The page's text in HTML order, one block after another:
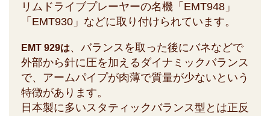
リムドライブプレーヤーの名機「EMT948」
「EMT930」などに取り付けられています。
EMT 929は、バランスを取った後にバネなどで
外部から針に圧を加えるダイナミックバランス
で、アームパイプが肉薄で質量が少ないという
特徴があります。
日本製に多いスタティックバランス型とは正反